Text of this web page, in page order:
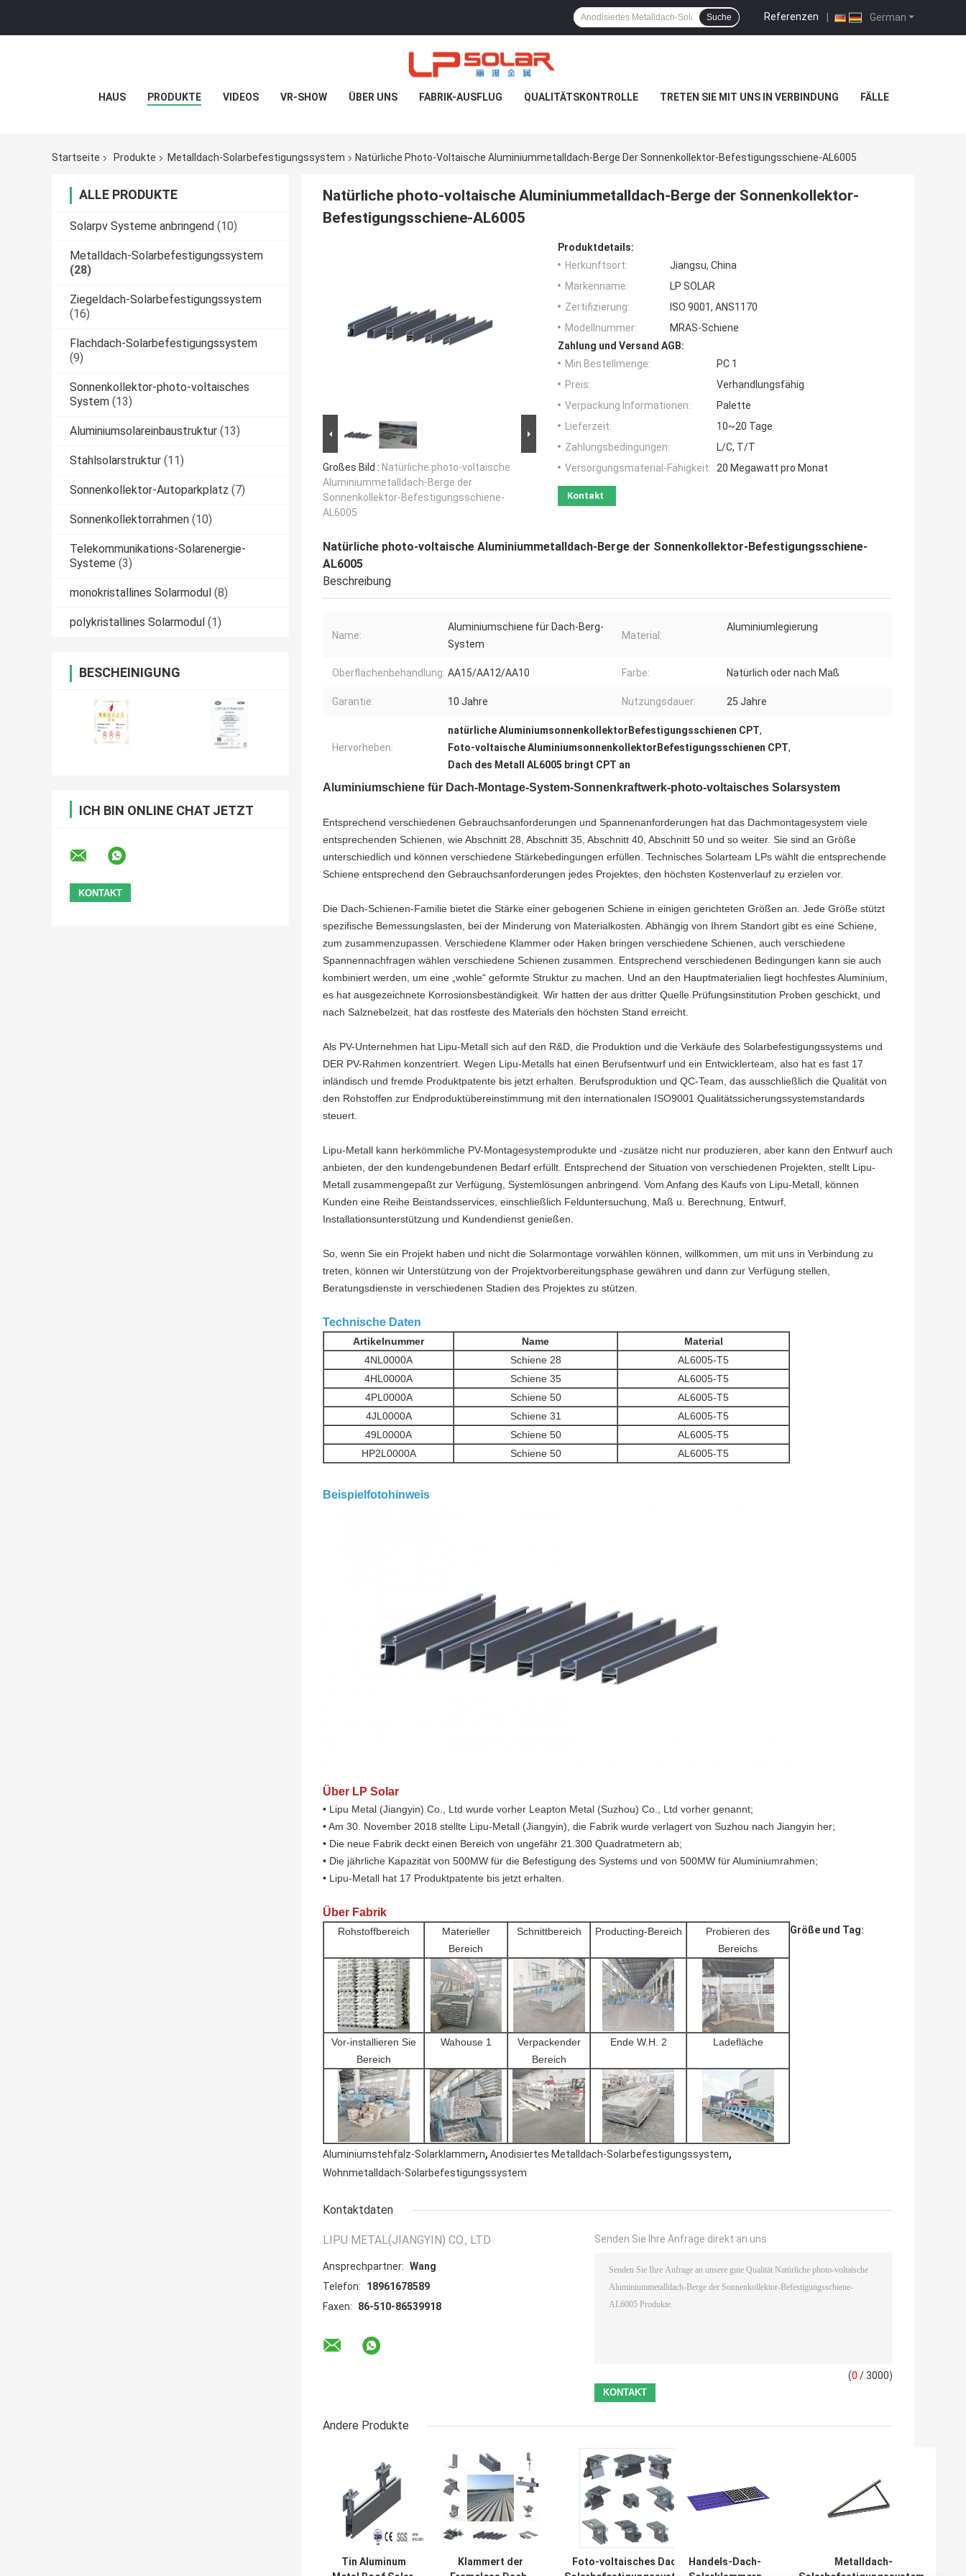
German
Referenzen |
Suche
HAUS PRODUKTE VIDEOS VR-SHOW ÜBER UNS FABRIK-AUSFLUG QUALITÄTSKONTROLLE TRETEN SIE MIT UNS IN VERBINDUNG FÄLLE
Startseite Produkte Metalldach-Solarbefestigungssystem Natürliche Photo-Voltaische Aluminiummetalldach-Berge Der Sonnenkollektor-Befestigungsschiene-AL6005
ALLE PRODUKTE
Solarpv Systeme anbringend (10)
Metalldach-Solarbefestigungssystem
(28)
Ziegeldach-Solarbefestigungssystem
(16)
Flachdach-Solarbefestigungssystem
(9)
Sonnenkollektor-photo-voltaisches
System (13)
Aluminiumsolareinbaustruktur (13)
Stahlsolarstruktur (11)
Sonnenkollektor-Autoparkplatz (7)
Sonnenkollektorrahmen (10)
Telekommunikations-Solarenergie-
Systeme (3)
monokristallines Solarmodul (8)
polykristallines Solarmodul (1)
BESCHEINIGUNG
ICH BIN ONLINE CHAT JETZT
Natürliche photo-voltaische Aluminiummetalldach-Berge der Sonnenkollektor-
Befestigungsschiene-AL6005
Großes Bild : Natürliche photo-voltaische
Aluminiummetalldach-Berge der
Sonnenkollektor-Befestigungsschiene-
AL6005
Produktdetails:
Herkunftsort:
Jiangsu, China
Markenname:
LP SOLAR
Zertifizierung:
ISO 9001, ANS1170
Modellnummer:
MRAS-Schiene
Zahlung und Versand AGB:
Min Bestellmenge:
PC 1
Preis:
Verhandlungsfähig
Verpackung Informationen:
Palette
Lieferzeit:
10~20 Tage
Zahlungsbedingungen:
L/C, T/T
Versorgungsmaterial-Fähigkeit: 20 Megawatt pro Monat
Kontakt
Natürliche photo-voltaische Aluminiummetalldach-Berge der Sonnenkollektor-Befestigungsschiene-
AL6005
Beschreibung
Name:
Aluminiumschiene für Dach-Berg-
System
Material:
Aluminiumlegierung
Oberflächenbehandlung: AA15/AA12/AA10 Farbe: Natürlich oder nach Maß
Garantie: 10 Jahre Nutzungsdauer: 25 Jahre
Hervorheben:
natürliche AluminiumsonnenkollektorBefestigungsschienen CPT,
Foto-voltaische AluminiumsonnenkollektorBefestigungsschienen CPT,
Dach des Metall AL6005 bringt CPT an
Aluminiumschiene für Dach-Montage-System-Sonnenkraftwerk-photo-voltaisches Solarsystem
Entsprechend verschiedenen Gebrauchsanforderungen und Spannenanforderungen hat das Dachmontagesystem viele
entsprechenden Schienen, wie Abschnitt 28, Abschnitt 35, Abschnitt 40, Abschnitt 50 und so weiter. Sie sind an Größe
unterschiedlich und können verschiedene Stärkebedingungen erfüllen. Technisches Solarteam LPs wählt die entsprechende
Schiene entsprechend den Gebrauchsanforderungen jedes Projektes, den höchsten Kostenverlauf zu erzielen vor.
Die Dach-Schienen-Familie bietet die Stärke einer gebogenen Schiene in einigen gerichteten Größen an. Jede Größe stützt
spezifische Bemessungslasten, bei der Minderung von Materialkosten. Abhängig von Ihrem Standort gibt es eine Schiene,
zum zusammenzupassen. Verschiedene Klammer oder Haken bringen verschiedene Schienen, auch verschiedene
Spannennachfragen wählen verschiedene Schienen zusammen. Entsprechend verschiedenen Bedingungen kann sie auch
kombiniert werden, um eine „wohle“ geformte Struktur zu machen. Und an den Hauptmaterialien liegt hochfestes Aluminium,
es hat ausgezeichnete Korrosionsbeständigkeit. Wir hatten der aus dritter Quelle Prüfungsinstitution Proben geschickt, und
nach Salznebelzeit, hat das rostfeste des Materials den höchsten Stand erreicht.
Als PV-Unternehmen hat Lipu-Metall sich auf den R&D, die Produktion und die Verkäufe des Solarbefestigungssystems und
DER PV-Rahmen konzentriert. Wegen Lipu-Metalls hat einen Berufsentwurf und ein Entwicklerteam, also hat es fast 17
inländisch und fremde Produktpatente bis jetzt erhalten. Berufsproduktion und QC-Team, das ausschließlich die Qualität von
den Rohstoffen zur Endproduktübereinstimmung mit den internationalen ISO9001 Qualitätssicherungssystemstandards
steuert.
Lipu-Metall kann herkömmliche PV-Montagesystemprodukte und -zusätze nicht nur produzieren, aber kann den Entwurf auch
anbieten, der den kundengebundenen Bedarf erfüllt. Entsprechend der Situation von verschiedenen Projekten, stellt Lipu-
Metall zusammengepaßt zur Verfügung, Systemlösungen anbringend. Vom Anfang des Kaufs von Lipu-Metall, können
Kunden eine Reihe Beistandsservices, einschließlich Felduntersuchung, Maß u. Berechnung, Entwurf,
Installationsunterstützung und Kundendienst genießen.
So, wenn Sie ein Projekt haben und nicht die Solarmontage vorwählen können, willkommen, um mit uns in Verbindung zu
treten, können wir Unterstützung von der Projektvorbereitungsphase gewähren und dann zur Verfügung stellen,
Beratungsdienste in verschiedenen Stadien des Projektes zu stützen.
Technische Daten
Artikelnummer Name
Material
4NL0000A
Schiene 28
AL6005-T5
4HL0000A
Schiene 35
AL6005-T5
4PL0000A
Schiene 50
AL6005-T5
4JL0000A
Schiene 31
AL6005-T5
49L0000A
Schiene 50
AL6005-T5
HP2L0000A
Schiene 50 AL6005-T5
Beispielfotohinweis
Über LP Solar
• Lipu Metal (Jiangyin) Co., Ltd wurde vorher Leapton Metal (Suzhou) Co., Ltd vorher genannt;
• Am 30. November 2018 stellte Lipu-Metall (Jiangyin), die Fabrik wurde verlagert von Suzhou nach Jiangyin her;
• Die neue Fabrik deckt einen Bereich von ungefähr 21.300 Quadratmetern ab;
• Die jährliche Kapazität von 500MW für die Befestigung des Systems und von 500MW für Aluminiumrahmen;
• Lipu-Metall hat 17 Produktpatente bis jetzt erhalten.
Über Fabrik
Rohstoffbereich
Materieller
Bereich
Schnittbereich Producting-Bereich
Probieren des
Bereichs
Vor-installieren Sie
Bereich
Wahouse 1
Verpackender
Bereich
Ende W.H. 2 Ladefläche
Größe und Tag:
Aluminiumstehfalz-Solarklammern, Anodisiertes Metalldach-Solarbefestigungssystem,
Wohnmetalldach-Solarbefestigungssystem
Kontaktdaten
LIPU METAL(JIANGYIN) CO., LTD
Ansprechpartner: Wang
Telefon:
18961678589
Faxen:
86-510-86539918
Senden Sie Ihre Anfrage direkt an uns
(0 / 3000)
Andere Produkte
Tin Aluminum
Klammert der
Foto-voltaisches Dach-
Handels-Dach-
Metalldach-